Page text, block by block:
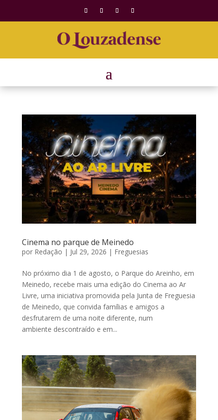
Cinema no parque de Meinedo
por Redação | Jul 29, 2026 | Freguesias
No próximo dia 1 de agosto, o Parque do Areinho, em
Meinedo, recebe mais uma edição do Cinema ao Ar
Livre, uma iniciativa promovida pela Junta de​ Freguesia
de Meinedo, que convida famílias e amigos a
desfrutarem de uma noite diferente, num
ambiente descontraído e em...